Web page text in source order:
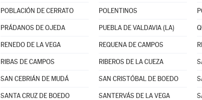
POBLACIÓN DE CERRATO POLENTINOS
PRÁDANOS DE OJEDA PUEBLA DE VALDAVIA (LA)
RENEDO DE LA VEGA REQUENA DE CAMPOS
RIBAS DE CAMPOS RIBEROS DE LA CUEZA
SAN CEBRIÁN DE MUDÁ SAN CRISTÓBAL DE BOEDO
SANTA CRUZ DE BOEDO SANTERVÁS DE LA VEGA